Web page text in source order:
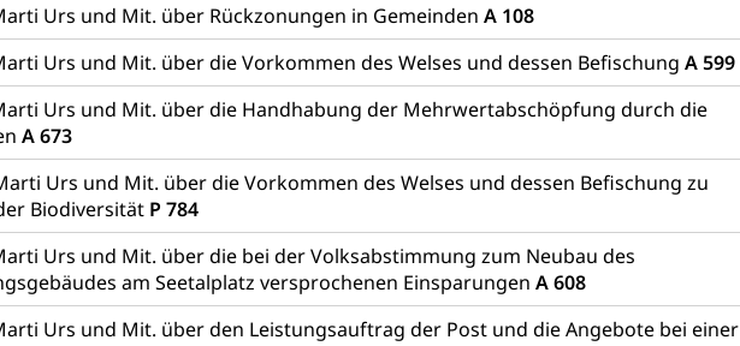
Urs und Mit. über Rückzonungen in Gemeinden A 108
Urs und Mit. über die Vorkommen des Welses und dessen Befischung A 599
Urs und Mit. über die Handhabung der Mehrwertabschöpfung durch die
A 673
Urs und Mit. über die Vorkommen des Welses und dessen Befischung zu
Biodiversität P 784
Urs und Mit. über die bei der Volksabstimmung zum Neubau des
am Seetalplatz versprochenen Einsparungen A 608
Urs und Mit. über den Leistungsauftrag der Post und die Angebote bei einer